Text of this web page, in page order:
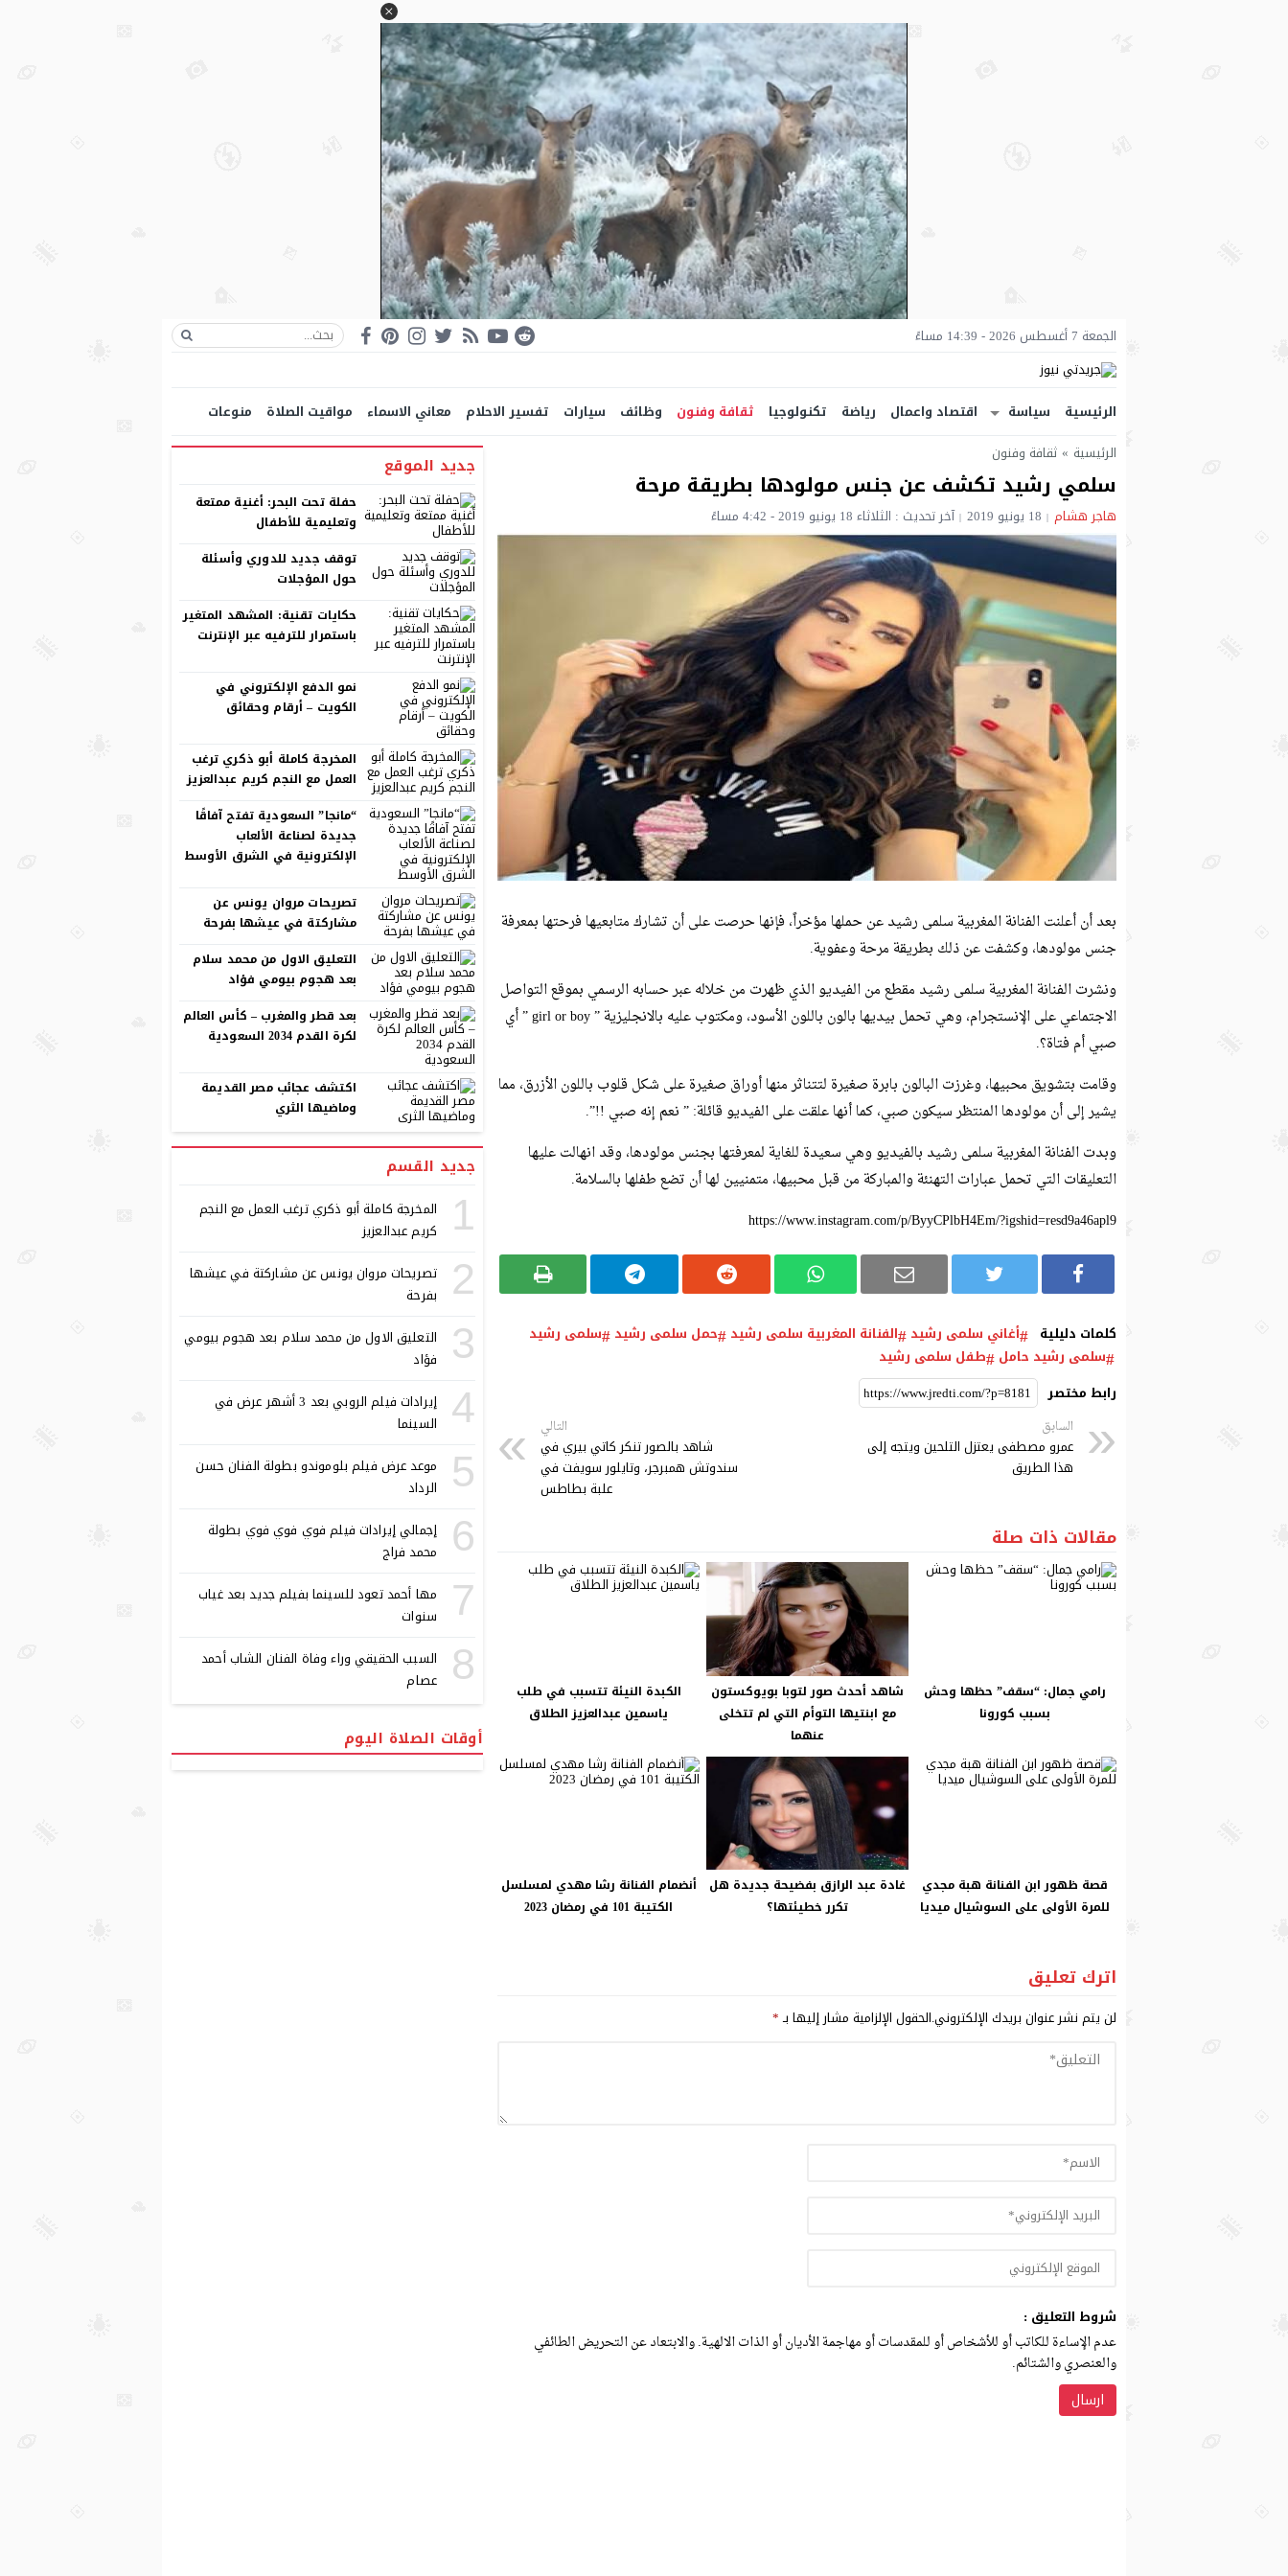
الجمعة 7 أغسطس 2026 - 14:39 مساءً
الرئيسية سياسة اقتصاد واعمال رياضة تكنولوجيا ثقافة وفنون وظائف سيارات تفسير الاحلام معاني الاسماء مواقيت الصلاة
منوعات
الرئيسية » ثقافة وفنون
سلمي رشيد تكشف عن جنس مولودها بطريقة مرحة
هاجر هشام 18 يونيو 2019 آخر تحديث : الثلاثاء 18 يونيو 2019 - 4:42 مساءً
بعد أن أعلنت الفنانة المغربية سلمى رشيد عن حملها مؤخراً، فإنها حرصت على أن تشارك متابعيها فرحتها بمعرفة
جنس مولودها، وكشفت عن ذلك بطريقة مرحة وعفوية.
ونشرت الفنانة المغربية سلمى رشيد مقطع من الفيديو الذي ظهرت من خلاله عبر حسابه الرسمي بموقع التواصل
الاجتماعي على الإنستجرام، وهي تحمل بيديها بالون باللون الأسود، ومكتوب عليه بالانجليزية ” girl or boy ” أي
صبي أم فتاة؟.
وقامت بتشويق محبيها، وغرزت البالون بابرة صغيرة لتتناثر منها أوراق صغيرة على شكل قلوب باللون الأزرق، مما
يشير إلى أن مولودها المنتظر سيكون صبي، كما أنها علقت على الفيديو قائلة: ” نعم إنه صبي !!”.
وبدت الفنانة المغربية سلمى رشيد بالفيديو وهي سعيدة للغاية لمعرفتها بجنس مولودها، وقد انهالت عليها
التعليقات التي تحمل عبارات التهنئة والمباركة من قبل محبيها، متمنيين لها أن تضع طفلها بالسلامة.
https://www.instagram.com/p/ByyCPlbH4Em/?igshid=resd9a46apl9
كلمات دليلية أغاني سلمى رشيد الفنانة المغربية سلمى رشيد حمل سلمى رشيد سلمى رشيد
سلمى رشيد حامل طفل سلمى رشيد
رابط مختصر
السابق
عمرو مصطفى يعتزل التلحين ويتجه إلى
هذا الطريق
التالي
شاهد بالصور تنكر كاتي بيري في
سندوتش همبرجر، وتايلور سويفت في
علبة بطاطس
مقالات ذات صلة
رامي جمال: “سقف” حظها وحش
بسبب كورونا
شاهد أحدث صور لتوبا بويوكستون
مع ابنتيها التوأم التي لم تتخلى
عنهما
الكبدة النيئة تتسبب في طلب
ياسمين عبدالعزيز الطلاق
قصة ظهور ابن الفنانة هبة مجدي
للمرة الأولى على السوشيال ميديا
غادة عبد الرازق بفضيحة جديدة هل
تكرر خطيئتها؟
أنضمام الفنانة رشا مهدي لمسلسل
الكتيبة 101 في رمضان 2023
اترك تعليق
لن يتم نشر عنوان بريدك الإلكتروني.الحقول الإلزامية مشار إليها بـ*
شروط التعليق :
عدم الإساءة للكاتب أو للأشخاص أو للمقدسات أو مهاجمة الأديان أو الذات الالهية. والابتعاد عن التحريض الطائفي
والعنصري والشتائم.
جديد الموقع
حفلة تحت البحر: أغنية ممتعة
وتعليمية للأطفال
توقف جديد للدوري وأسئلة
حول المؤجلات
حكايات تقنية: المشهد المتغير
باستمرار للترفيه عبر الإنترنت
نمو الدفع الإلكتروني في
الكويت – أرقام وحقائق
المخرجة كاملة أبو ذكري ترغب
العمل مع النجم كريم عبدالعزيز
“مانجا” السعودية تفتح آفاقًا
جديدة لصناعة الألعاب
الإلكترونية في الشرق الأوسط
تصريحات مروان يونس عن
مشاركتة في عيشها بفرحة
التعليق الاول من محمد سلام
بعد هجوم بيومي فؤاد
بعد قطر والمغرب – كأس العالم
لكرة القدم 2034 السعودية
اكتشف عجائب مصر القديمة
وماضيها الثري
جديد القسم
1
المخرجة كاملة أبو ذكري ترغب العمل مع النجم
كريم عبدالعزيز
2
تصريحات مروان يونس عن مشاركتة في عيشها
بفرحة
3
التعليق الاول من محمد سلام بعد هجوم بيومي
فؤاد
4
إيرادات فيلم الروبي بعد 3 أشهر عرض في
السينما
5
موعد عرض فيلم بلوموندو بطولة الفنان حسن
الرداد
6
إجمالي إيرادات فيلم فوي فوي فوي بطولة
محمد فراج
7
مها أحمد تعود للسينما بفيلم جديد بعد غياب
سنوات
8
السبب الحقيقي وراء وفاة الفنان الشاب أحمد
عصام
أوقات الصلاة اليوم